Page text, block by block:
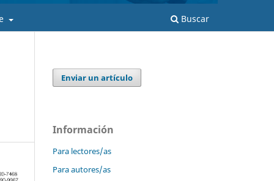
Buscar
Enviar un artículo
Información
Para lectores/as
Para autores/as